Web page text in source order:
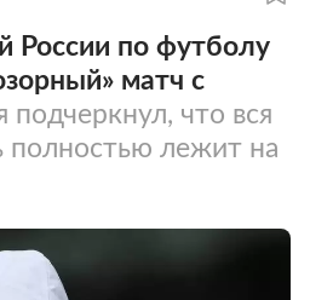
России по футболу
матч с
что вся
полностью лежит на